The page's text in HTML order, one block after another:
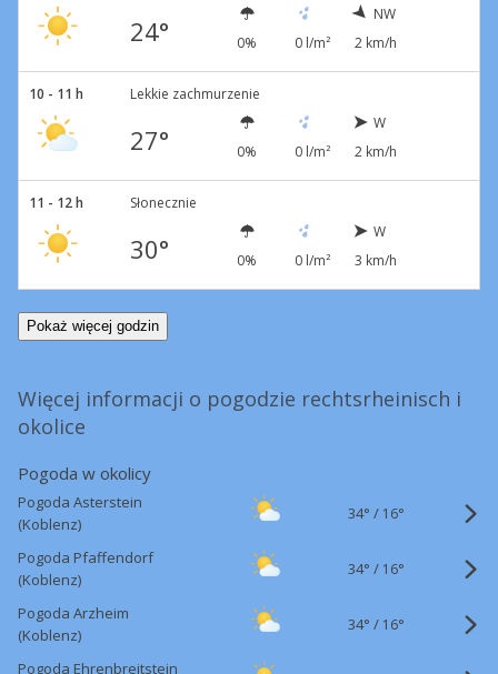
24° 0% 0 l/m²
NW
2 km/h
10 - 11 h Lekkie zachmurzenie
27° 0% 0 l/m²
W
2 km/h
11 - 12 h Słonecznie
30° 0% 0 l/m²
W
3 km/h
Pokaż więcej godzin
Więcej informacji o pogodzie rechtsrheinisch i
okolice
Pogoda w okolicy
Pogoda Asterstein
(Koblenz)
34° / 16°
Pogoda Pfaffendorf
(Koblenz)
34° / 16°
Pogoda Arzheim
(Koblenz)
34° / 16°
Pogoda Ehrenbreitstein